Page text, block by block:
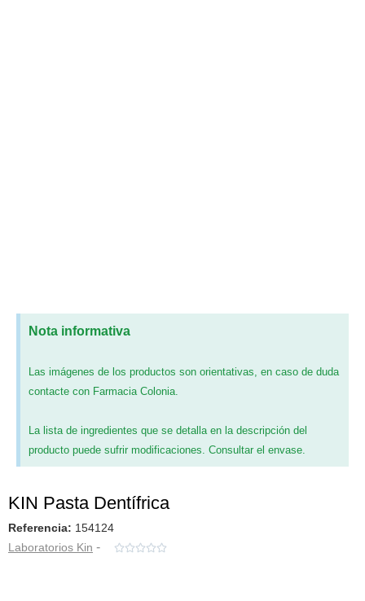
Nota informativa
Las imágenes de los productos son orientativas, en caso de duda
contacte con Farmacia Colonia.
La lista de ingredientes que se detalla en la descripción del
producto puede sufrir modificaciones. Consultar el envase.
KIN Pasta Dentífrica
Referencia: 154124
Laboratorios Kin - 